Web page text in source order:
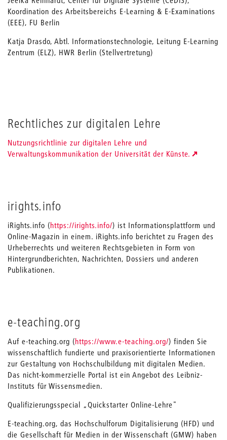
Koordination des Arbeitsbereichs E-Learning & E-Examinations
(EEE), FU Berlin
Katja Drasdo, Abtl. Informationstechnologie, Leitung E-Learning
Zentrum (ELZ), HWR Berlin (Stellvertretung)
Rechtliches zur digitalen Lehre
Nutzungsrichtlinie zur digitalen Lehre und
Verwaltungskommunikation der Universität der Künste.
irights.info
iRights.info (https://irights.info/) ist Informationsplattform und
Online-Magazin in einem. iRights.info berichtet zu Fragen des
Urheberrechts und weiteren Rechtsgebieten in Form von
Hintergrundberichten, Nachrichten, Dossiers und anderen
Publikationen.
e-teaching.org
Auf e-teaching.org (https://www.e-teaching.org/) finden Sie
wissenschaftlich fundierte und praxisorientierte Informationen
zur Gestaltung von Hochschulbildung mit digitalen Medien.
Das nicht-kommerzielle Portal ist ein Angebot des Leibniz-
Instituts für Wissensmedien.
Qualifizierungsspecial „Quickstarter Online-Lehre"
E-teaching.org, das Hochschulforum Digitalisierung (HFD) und
die Gesellschaft für Medien in der Wissenschaft (GMW) haben